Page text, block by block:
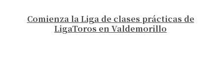
Comienza la Liga de clases prácticas de
LigaToros en Valdemorillo